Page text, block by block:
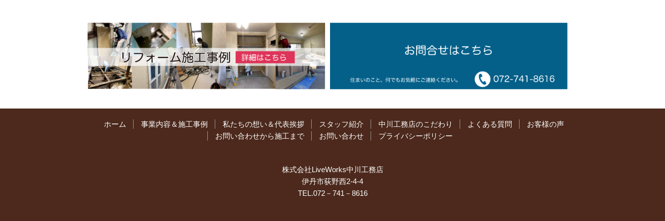
ホーム 事業内容＆施工事例 私たちの想い＆代表挨拶 スタッフ紹介 中川工務店のこだわり よくある質問
お客様の声
お問い合わせから施工まで
お問い合わせ プライバシーポリシー
株式会社LiveWorks中川工務店
伊丹市荻野西2-4-4
TEL.072－741－8616